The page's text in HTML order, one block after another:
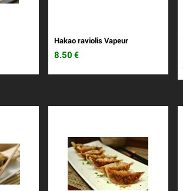
Hakao raviolis Vapeur
8.50 €